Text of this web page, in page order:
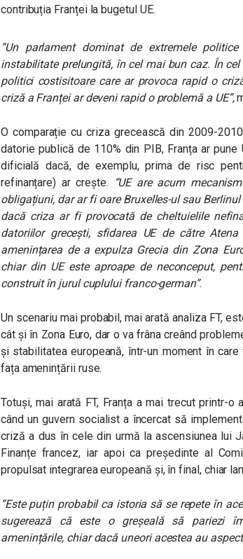
contribuția Franței la bugetul UE.
“Un parlament dominat de extremele
instabilitate prelungită, în cel mai bun caz. În
politici costisitoare care ar provoca rapid o
criză a Franței ar deveni rapid o problemă a UE”,
O comparație cu criza grecească din 2009-
datorie publică de 110% din PIB, Franța ar
dificială dacă, de exemplu, prima de risc
refinanțare) ar crește.
“UE are acum
obligațiuni, dar ar fi oare Bruxelles-ul sau
dacă criza ar fi provocată de cheltuielile
datoriilor grecești, sfidarea UE de către
amenințarea de a expulza Grecia din Zona
chiar din UE este aproape de neconceput,
construit în jurul cuplului franco-german”.
Un scenariu mai probabil, mai arată analiza FT,
cât și în Zona Euro, dar o va frâna creând
și stabilitatea europeană, într-un moment în
fața amenințării ruse.
Totuși, mai arată FT, Franța a mai trecut printr-
când un guvern socialist a încercat să
criză a dus în cele din urmă la ascensiunea lui
Finanțe francez, iar apoi ca președinte al
propulsat integrarea europeană și, în final, chiar
“Este puțin probabil ca istoria să se repete în
sugerează că este o greșeală să pariezi
amenințările, chiar dacă uneori acestea au